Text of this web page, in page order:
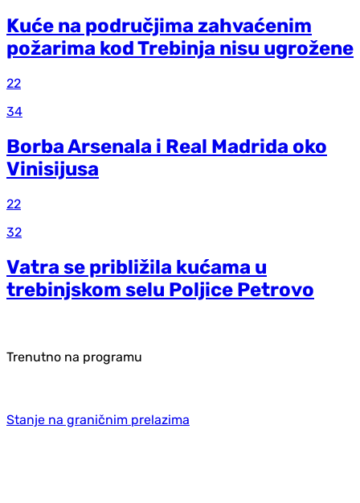
Kuće na područjima zahvaćenim
požarima kod Trebinja nisu ugrožene
22
34
Borba Arsenala i Real Madrida oko
Vinisijusa
22
32
Vatra se približila kućama u
trebinjskom selu Poljice Petrovo
Trenutno na programu
Stanje na graničnim prelazima